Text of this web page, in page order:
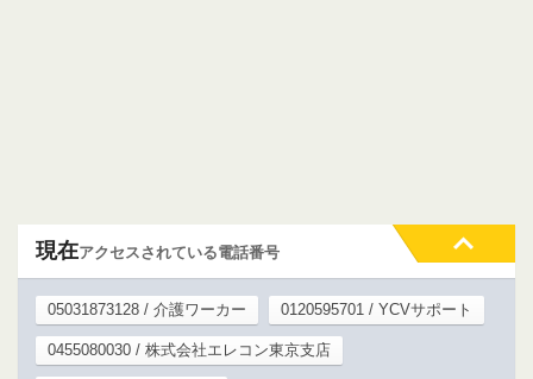
現在アクセスされている電話番号
05031873128 / 介護ワーカー 0120595701 / YCVサポート
0455080030 / 株式会社エレコン東京支店